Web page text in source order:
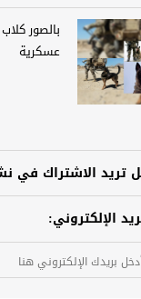
بالصور
عسكرية
تريد الاشتراك في
الإلكتروني: